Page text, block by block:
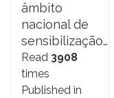
âmbito
nacional de
sensibilização…
Read 3908
times
Published in